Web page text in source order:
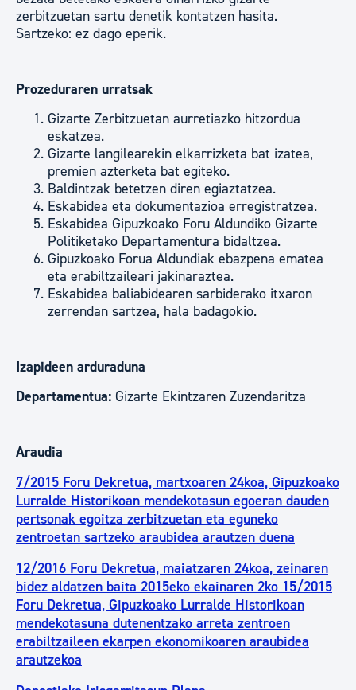
zerbitzuetan sartu denetik kontatzen hasita.
Sartzeko: ez dago eperik.
Prozeduraren urratsak
Gizarte Zerbitzuetan aurretiazko hitzordua
eskatzea.
Gizarte langilearekin elkarrizketa bat izatea,
premien azterketa bat egiteko.
Baldintzak betetzen diren egiaztatzea.
Eskabidea eta dokumentazioa erregistratzea.
Eskabidea Gipuzkoako Foru Aldundiko Gizarte
Politiketako Departamentura bidaltzea.
Gipuzkoako Forua Aldundiak ebazpena ematea
eta erabiltzaileari jakinaraztea.
Eskabidea baliabidearen sarbiderako itxaron
zerrendan sartzea, hala badagokio.
Izapideen arduraduna
Departamentua: Gizarte Ekintzaren Zuzendaritza
Araudia
7/2015 Foru Dekretua, martxoaren 24koa, Gipuzkoako
Lurralde Historikoan mendekotasun egoeran dauden
pertsonak egoitza zerbitzuetan eta eguneko
zentroetan sartzeko araubidea arautzen duena
12/2016 Foru Dekretua, maiatzaren 24koa, zeinaren
bidez aldatzen baita 2015eko ekainaren 2ko 15/2015
Foru Dekretua, Gipuzkoako Lurralde Historikoan
mendekotasuna dutenentzako arreta zentroen
erabiltzaileen ekarpen ekonomikoaren araubidea
arautzekoa